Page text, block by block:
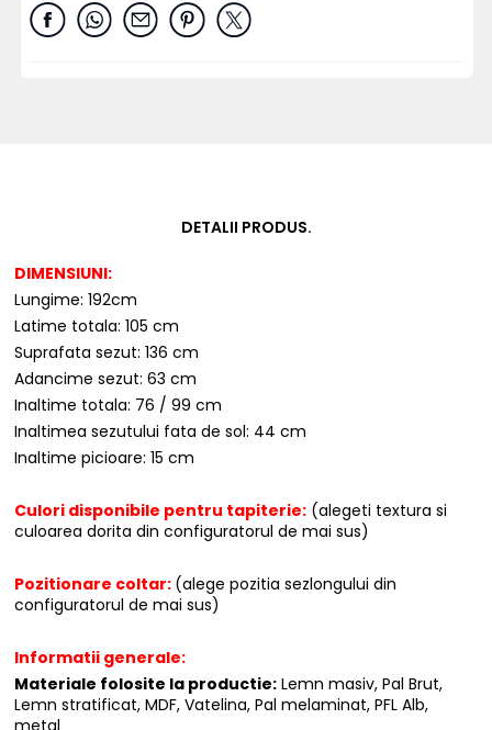
DETALII PRODUS.
DIMENSIUNI:
Lungime: 192cm
Latime totala: 105 cm
Suprafata sezut: 136 cm
Adancime sezut: 63 cm
Inaltime totala: 76 / 99 cm
Inaltimea sezutului fata de sol: 44 cm
Inaltime picioare: 15 cm
Culori disponibile pentru tapiterie: (alegeti textura si
culoarea dorita din configuratorul de mai sus)
Pozitionare coltar: (alege pozitia sezlongului din
configuratorul de mai sus)
Informatii generale:
Materiale folosite la productie: Lemn masiv, Pal Brut,
Lemn stratificat, MDF, Vatelina, Pal melaminat, PFL Alb,